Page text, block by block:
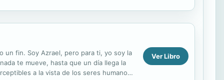
un fin. Soy Azrael, pero para ti, yo soy la
te mueve, hasta que un día llega la
a la vista de los seres humanos.
Ver Libro